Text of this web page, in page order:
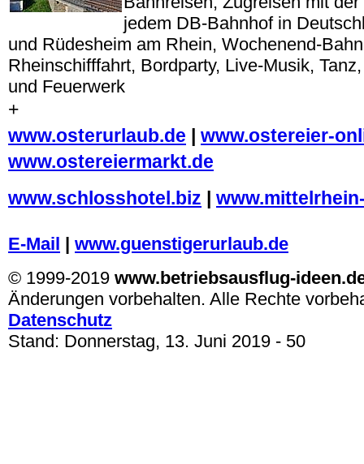
jedem DB-Bahnhof in
und Rüdesheim am Rhein, Wochenend-
Rheinschifffahrt, Bordparty, Live-Musik,
und Feuerwerk
+
www.osterurlaub.de
www.ostereier-
www.ostereiermarkt.de
www.schlosshotel.biz
E-Mail | www.guenstigerurlaub.de
© 1999-2019 www.betriebsausflug-
Änderungen vorbehalten. Alle Rechte
Datenschutz
Stand: Donnerstag, 13. Juni 2019 - 50